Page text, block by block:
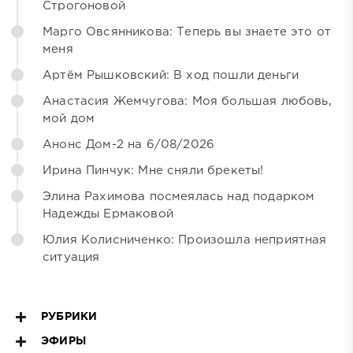
Строгоновой
Марго Овсянникова: Теперь вы знаете это от
меня
Артём Рышковский: В ход пошли деньги
Анастасия Жемчугова: Моя большая любовь,
мой дом
Анонс Дом-2 на 6/08/2026
Ирина Пинчук: Мне сняли брекеты!
Элина Рахимова посмеялась над подарком
Надежды Ермаковой
Юлия Колисниченко: Произошла неприятная
ситуация
РУБРИКИ
ЭФИРЫ